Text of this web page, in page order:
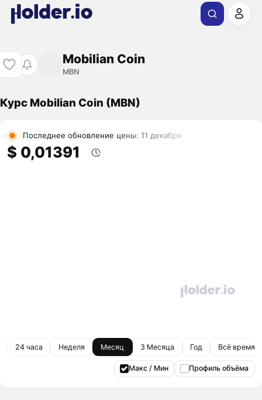
Mobilian Coin
MBN
Курс Mobilian Coin (MBN)
Последнее обновление цены: 11 декабря
$ 0,01391
24 часа Неделя Месяц 3 Месяца Год Всё время
Макс / Мин Профиль объёма